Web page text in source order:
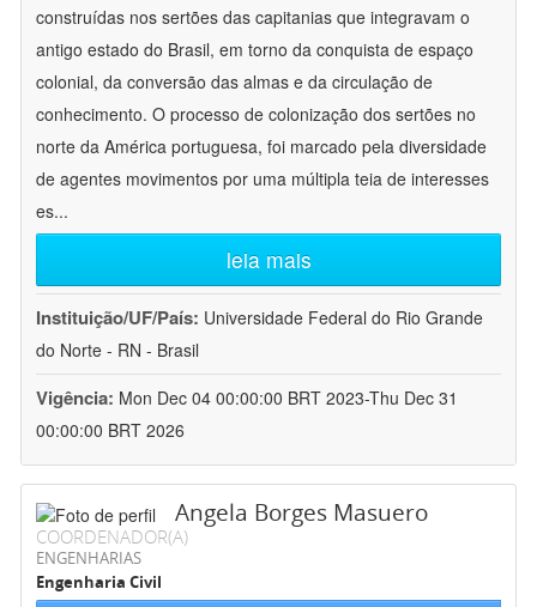
construídas nos sertões das capitanias que integravam o
antigo estado do Brasil, em torno da conquista de espaço
colonial, da conversão das almas e da circulação de
conhecimento. O processo de colonização dos sertões no
norte da América portuguesa, foi marcado pela diversidade
de agentes movimentos por uma múltipla teia de interesses
es...
leia mais
Instituição/UF/País: Universidade Federal do Rio Grande
do Norte - RN - Brasil
Vigência: Mon Dec 04 00:00:00 BRT 2023-Thu Dec 31
00:00:00 BRT 2026
Angela Borges Masuero
COORDENADOR(A)
ENGENHARIAS
Engenharia Civil